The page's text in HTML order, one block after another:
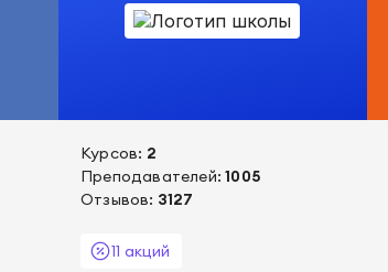
Курсов: 2
Преподавателей:1005
Отзывов: 3127
11 акций